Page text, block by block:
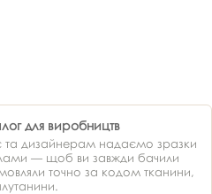
для виробництв
дизайнерам надаємо зразки
— щоб ви завжди бачили
точно за кодом тканини,